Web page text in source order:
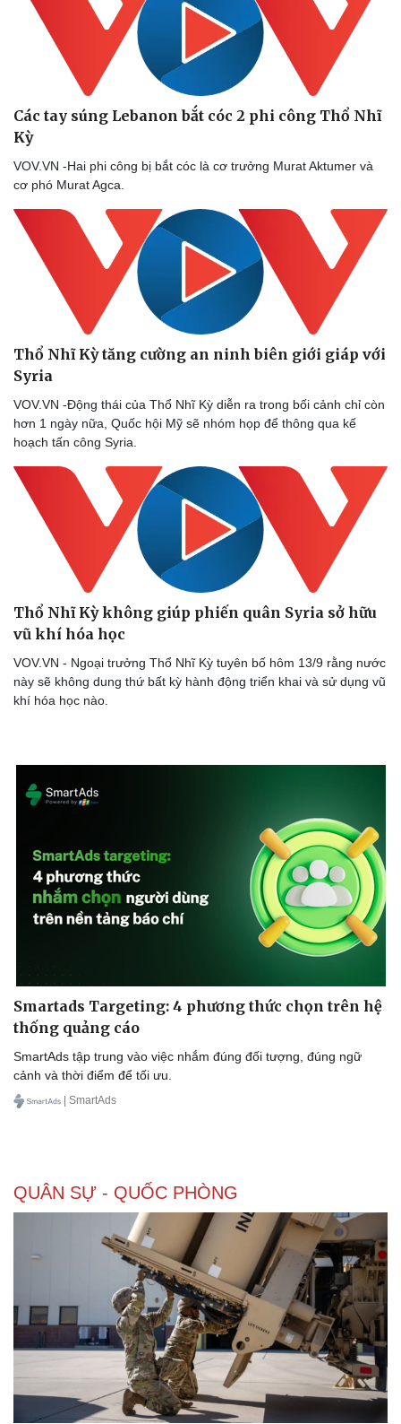
Doanh nghiệp
Thông tin doanh nghiệp
Doanh nghiệp 24h
Doanh nhân
Vì cộng đồng
Công nghệ
Sành điệu
Tin Công nghệ
Chuyển đổi số
Sức khỏe
Dinh dưỡng - món ngon
Sản phụ khoa
Đời sống
Nhà đẹp
Blog
Tình yêu - Gia đình
Các tay súng Lebanon bắt cóc 2 phi công Thổ Nhĩ
Kỳ
VOV.VN -Hai phi công bị bắt cóc là cơ trưởng Murat Aktumer và
cơ phó Murat Agca.
Thổ Nhĩ Kỳ tăng cường an ninh biên giới giáp với
Syria
VOV.VN -Động thái của Thổ Nhĩ Kỳ diễn ra trong bối cảnh chỉ còn
hơn 1 ngày nữa, Quốc hội Mỹ sẽ nhóm họp để thông qua kế
hoạch tấn công Syria.
Thổ Nhĩ Kỳ không giúp phiến quân Syria sở hữu
vũ khí hóa học
VOV.VN - Ngoại trưởng Thổ Nhĩ Kỳ tuyên bố hôm 13/9 rằng nước
này sẽ không dung thứ bất kỳ hành động triển khai và sử dụng vũ
khí hóa học nào.
Smartads Targeting: 4 phương thức chọn trên hệ
thống quảng cáo
SmartAds tập trung vào việc nhắm đúng đối tượng, đúng ngữ
cảnh và thời điểm để tối ưu.
| SmartAds
QUÂN SỰ - QUỐC PHÒNG